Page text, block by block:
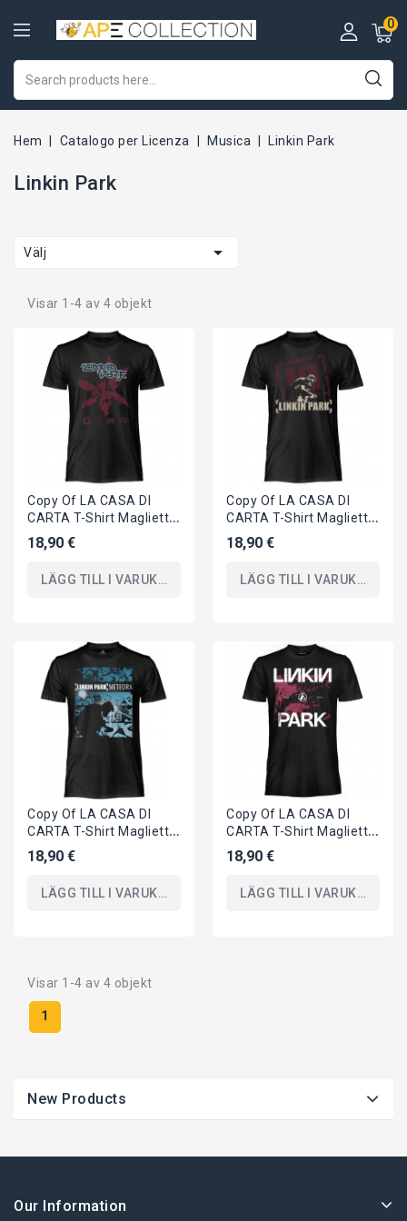
0
Hem Catalogo per Licenza Musica Linkin Park
Linkin Park
Välj 
Visar 1-4 av 4 objekt
Copy Of LA CASA DI
CARTA T-Shirt Maglietta
21 Maschera Con Città
ORIGINALE
18,90 €
LÄGG TILL I VARUKORGEN
Copy Of LA CASA DI
CARTA T-Shirt Maglietta
21 Maschera Con Città
ORIGINALE
18,90 €
LÄGG TILL I VARUKORGEN
Copy Of LA CASA DI
CARTA T-Shirt Maglietta
21 Maschera Con Città
ORIGINALE
18,90 €
LÄGG TILL I VARUKORGEN
Copy Of LA CASA DI
CARTA T-Shirt Maglietta
21 Maschera Con Città
ORIGINALE
18,90 €
LÄGG TILL I VARUKORGEN
Visar 1-4 av 4 objekt
1
New Products
Our Information